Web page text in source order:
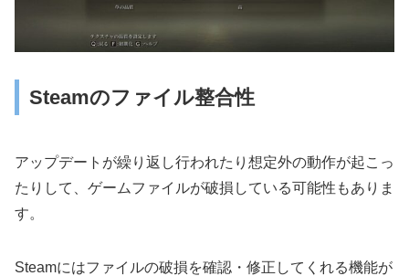
Steamのファイル整合性
アップデートが繰り返し行われたり想定外の動作が起こっ
たりして、ゲームファイルが破損している可能性もありま
す。
Steamにはファイルの破損を確認・修正してくれる機能が